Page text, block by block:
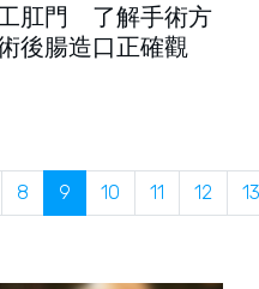
肛門 了解手術方
後腸造口正確觀
8 9 10 11 12 13